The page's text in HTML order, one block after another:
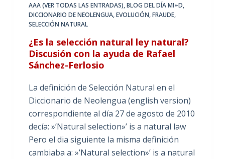
AAA (VER TODAS LAS ENTRADAS),BLOG DEL DÍA MI+D,
DICCIONARIO DE NEOLENGUA,EVOLUCIÓN,FRAUDE,
SELECCIÓN NATURAL
¿Es la selección natural ley natural?
Discusión con la ayuda de Rafael
Sánchez-Ferlosio
La definición de Selección Natural en el
Diccionario de Neolengua (english version)
correspondiente al día 27 de agosto de 2010
decía: »’Natural selection»’ is a natural law
Pero el dia siguiente la misma definición
cambiaba a: »’Natural selection»’ is a natural